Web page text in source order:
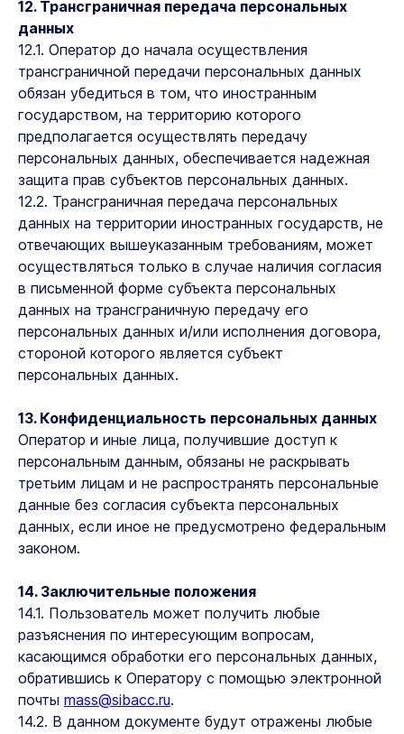
12. Трансграничная передача персональных
данных
12.1. Оператор до начала осуществления
трансграничной передачи персональных данных
обязан убедиться в том, что иностранным
государством, на территорию которого
предполагается осуществлять передачу
персональных данных, обеспечивается надежная
защита прав субъектов персональных данных.
12.2. Трансграничная передача персональных
данных на территории иностранных государств, не
отвечающих вышеуказанным требованиям, может
осуществляться только в случае наличия согласия
в письменной форме субъекта персональных
данных на трансграничную передачу его
персональных данных и/или исполнения договора,
стороной которого является субъект
персональных данных.
13. Конфиденциальность персональных данных
Оператор и иные лица, получившие доступ к
персональным данным, обязаны не раскрывать
третьим лицам и не распространять персональные
данные без согласия субъекта персональных
данных, если иное не предусмотрено федеральным
законом.
14. Заключительные положения
14.1. Пользователь может получить любые
разъяснения по интересующим вопросам,
касающимся обработки его персональных данных,
обратившись к Оператору с помощью электронной
почты mass@sibacc.ru.
14.2. В данном документе будут отражены любые